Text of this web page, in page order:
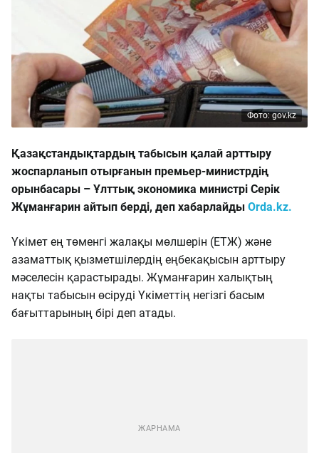
Фото: gov.kz
Қазақстандықтардың табысын қалай арттыру
жоспарланып отырғанын премьер-министрдің
орынбасары – Ұлттық экономика министрі Серік
Жұманғарин айтып берді, деп хабарлайды Orda.kz.
Үкімет ең төменгі жалақы мөлшерін (ЕТЖ) және
азаматтық қызметшілердің еңбекақысын арттыру
мәселесін қарастырады. Жұманғарин халықтың
нақты табысын өсіруді Үкіметтің негізгі басым
бағыттарының бірі деп атады.